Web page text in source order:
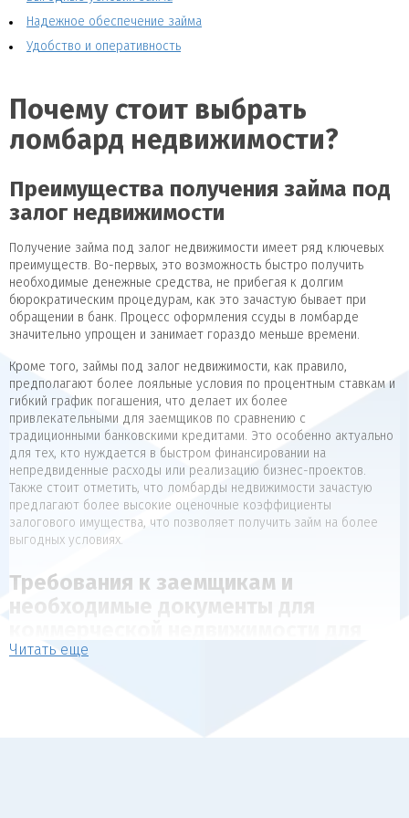
Надежное обеспечение займа
Удобство и оперативность
Почему стоит выбрать
ломбард недвижимости?
Преимущества получения займа под
залог недвижимости
Получение займа под залог недвижимости имеет ряд ключевых
преимуществ. Во-первых, это возможность быстро получить
необходимые денежные средства, не прибегая к долгим
бюрократическим процедурам, как это зачастую бывает при
обращении в банк. Процесс оформления ссуды в ломбарде
значительно упрощен и занимает гораздо меньше времени.
Кроме того, займы под залог недвижимости, как правило,
предполагают более лояльные условия по процентным ставкам и
гибкий график погашения, что делает их более
привлекательными для заемщиков по сравнению с
традиционными банковскими кредитами. Это особенно актуально
для тех, кто нуждается в быстром финансировании на
непредвиденные расходы или реализацию бизнес-проектов.
Также стоит отметить, что ломбарды недвижимости зачастую
предлагают более высокие оценочные коэффициенты
залогового имущества, что позволяет получить займ на более
выгодных условиях.
Требования к заемщикам и
необходимые документы для
коммерческой недвижимости
Читать еще